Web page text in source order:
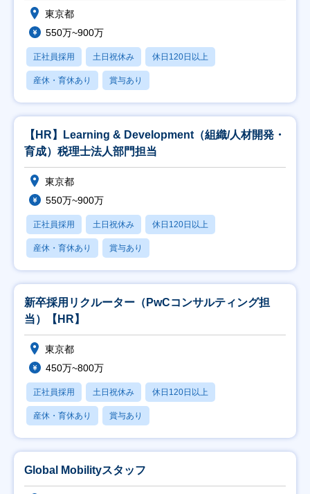
東京都
550万~900万
正社員採用 土日祝休み 休日120日以上
産休・育休あり 賞与あり
【HR】Learning & Development（組織/人材開発・
育成）税理士法人部門担当
東京都
550万~900万
正社員採用 土日祝休み 休日120日以上
産休・育休あり 賞与あり
新卒採用リクルーター（PwCコンサルティング担
当）【HR】
東京都
450万~800万
正社員採用 土日祝休み 休日120日以上
産休・育休あり 賞与あり
Global Mobilityスタッフ